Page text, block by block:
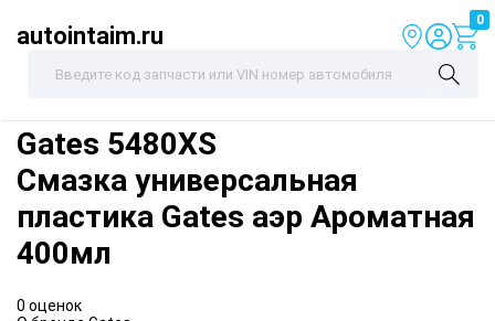
autointaim.ru
0
Gates 5480XS
Смазка универсальная
пластика Gates аэр Ароматная
400мл
0 оценок